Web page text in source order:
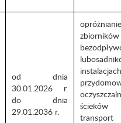
od dnia
30.01.2026 r.
do dnia
29.01.2036 r.
opróżnianie
zbiorników
instalacjach
transport